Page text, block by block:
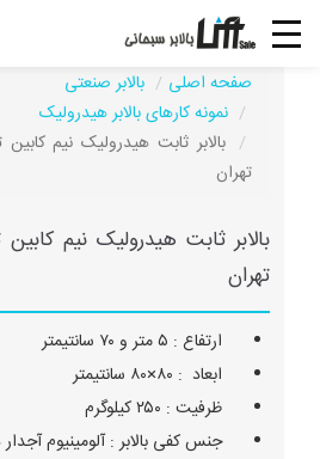
صفحه اصلی
بالابر صنعتی
نمونه کارهای بالابر هیدرولیک
تهران
تهران
ارتفاع : ۵ متر و ۷۰ سانتیمتر
ابعاد : ۸۰×۸۰ سانتیمتر
ظرفیت : ۲۵۰ کیلوگرم
جنس کفی بالابر : آلومینیوم